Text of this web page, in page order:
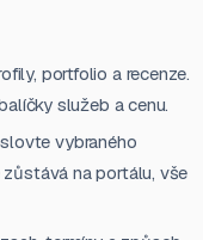
portfolio a recenze.
služeb a cenu.
vybraného
na portálu, vše